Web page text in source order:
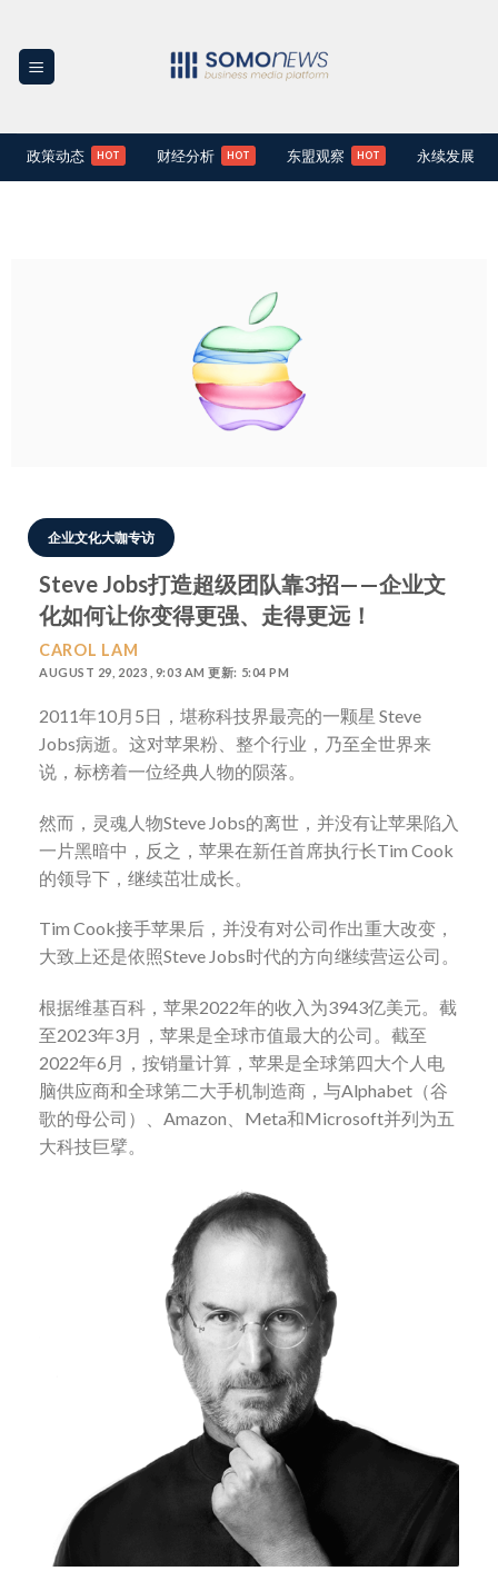
content
政策动态 财经分析 东盟观察 永续发展
企业文化大咖专访
Steve Jobs打造超级团队靠3招——企业文
化如何让你变得更强、走得更远！
CAROL LAM
AUGUST 29, 2023 , 9:03 AM 更新: 5:04 PM
2011年10月5日，堪称科技界最亮的一颗星 Steve
Jobs病逝。这对苹果粉、整个行业，乃至全世界来
说，标榜着一位经典人物的陨落。
然而，灵魂人物Steve Jobs的离世，并没有让苹果陷入
一片黑暗中，反之，苹果在新任首席执行长Tim Cook
的领导下，继续茁壮成长。
Tim Cook接手苹果后，并没有对公司作出重大改变，
大致上还是依照Steve Jobs时代的方向继续营运公司。
根据维基百科，苹果2022年的收入为3943亿美元。截
至2023年3月，苹果是全球市值最大的公司。截至
2022年6月，按销量计算，苹果是全球第四大个人电
脑供应商和全球第二大手机制造商，与Alphabet（谷
歌的母公司）、Amazon、Meta和Microsoft并列为五
大科技巨擘。